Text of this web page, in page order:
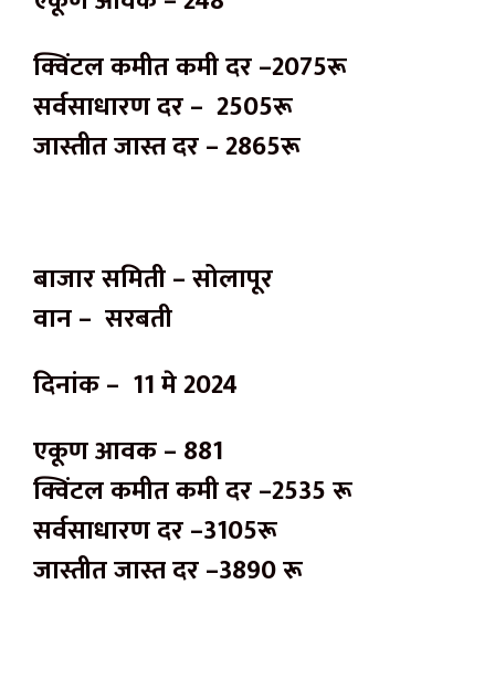
क्विंटल कमीत कमी दर –2075रू
सर्वसाधारण दर – 2505रू
जास्तीत जास्त दर – 2865रू
बाजार समिती – सोलापूर
वान – सरबती
दिनांक – 11 मे 2024
एकूण आवक – 881
क्विंटल कमीत कमी दर –2535 रू
सर्वसाधारण दर –3105रू
जास्तीत जास्त दर –3890 रू